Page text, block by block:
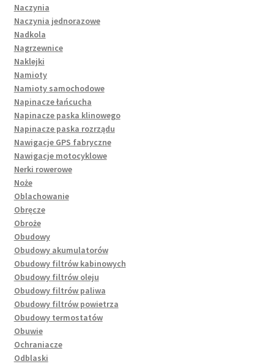
Naczynia
Naczynia jednorazowe
Nadkola
Nagrzewnice
Naklejki
Namioty
Namioty samochodowe
Napinacze łańcucha
Napinacze paska klinowego
Napinacze paska rozrządu
Nawigacje GPS fabryczne
Nawigacje motocyklowe
Nerki rowerowe
Noże
Oblachowanie
Obręcze
Obroże
Obudowy
Obudowy akumulatorów
Obudowy filtrów kabinowych
Obudowy filtrów oleju
Obudowy filtrów paliwa
Obudowy filtrów powietrza
Obudowy termostatów
Obuwie
Ochraniacze
Odblaski